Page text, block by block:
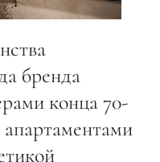
бренда
конца 70-